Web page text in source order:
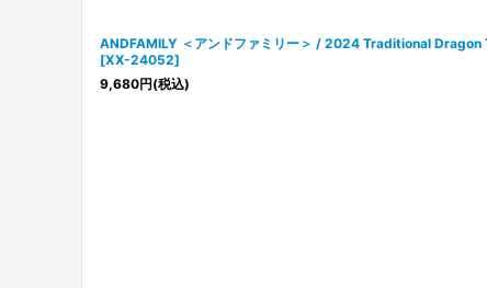
ANDFAMILY ＜アンドファミリー＞ / 2024 Traditional Dragon
[XX-24052]
9,680円(税込)